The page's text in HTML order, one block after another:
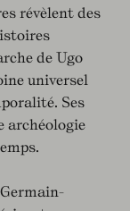
révèlent des
de Ugo
universel
Ses
archéologie